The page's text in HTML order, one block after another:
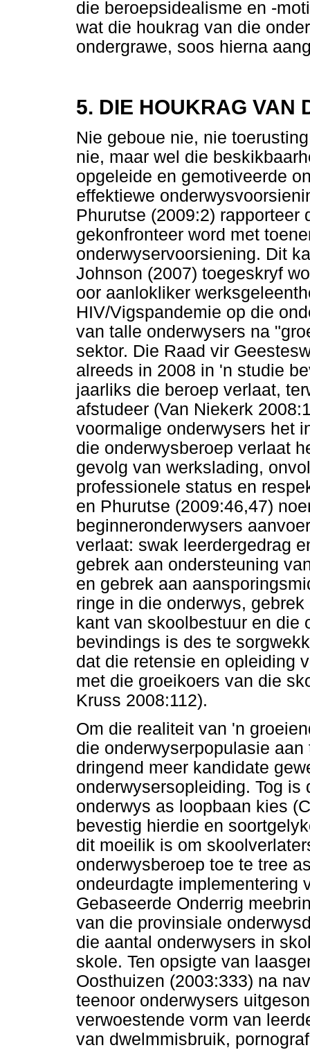
die beroepsidealisme en -
wat die houkrag van die
ondergrawe, soos hierna
5. DIE HOUKRAG VAN
Nie geboue nie, nie
nie, maar wel die
opgeleide en gemotiveerde
effektiewe
Phurutse (2009:2)
gekonfronteer word met
onderwyservoorsiening. Dit
Johnson (2007) toegeskryf
oor aanlokliker
HIV/Vigspandemie op die
van talle onderwysers na
sektor. Die Raad vir
alreeds in 2008 in 'n studie
jaarliks die beroep verlaat,
afstudeer (Van Niekerk
voormalige onderwysers het
die onderwysberoep verlaat
gevolg van werkslading,
professionele status en
en Phurutse (2009:46,47)
beginneronderwysers
verlaat: swak leerdergedrag
gebrek aan ondersteuning
en gebrek aan
ringe in die onderwys,
kant van skoolbestuur en die
bevindings is des te
dat die retensie en opleiding
met die groeikoers van die
Kruss 2008:112).
Om die realiteit van 'n
die onderwyserpopulasie
dringend meer kandidate
onderwysersopleiding. Tog
onderwys as loopbaan kies
bevestig hierdie en
dit moeilik is om
onderwysberoep toe te tree
ondeurdagte implementering
Gebaseerde Onderrig
van die provinsiale
die aantal onderwysers in
skole. Ten opsigte van
Oosthuizen (2003:333) na
teenoor onderwysers
verwoestende vorm van
van dwelmmisbruik,